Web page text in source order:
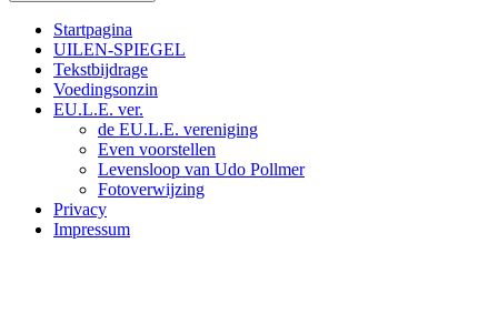
Startpagina
UILEN-SPIEGEL
Tekstbijdrage
Voedingsonzin
EU.L.E. ver.
de EU.L.E. vereniging
Even voorstellen
Levensloop van Udo Pollmer
Fotoverwijzing
Privacy
Impressum